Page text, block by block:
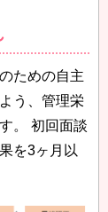
ための自主
う、管理栄
。 初回面談
を3ヶ月以